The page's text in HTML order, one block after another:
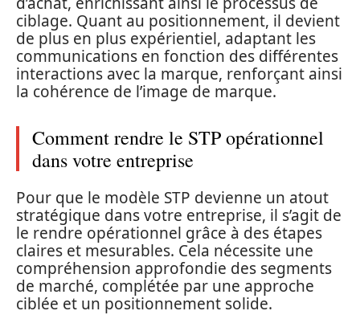
ciblage. Quant au positionnement, il devient
de plus en plus expérientiel, adaptant les
communications en fonction des différentes
interactions avec la marque, renforçant ainsi
la cohérence de l’image de marque.
Comment rendre le STP opérationnel
dans votre entreprise
Pour que le modèle STP devienne un atout
stratégique dans votre entreprise, il s’agit de
le rendre opérationnel grâce à des étapes
claires et mesurables. Cela nécessite une
compréhension approfondie des segments
de marché, complétée par une approche
ciblée et un positionnement solide.